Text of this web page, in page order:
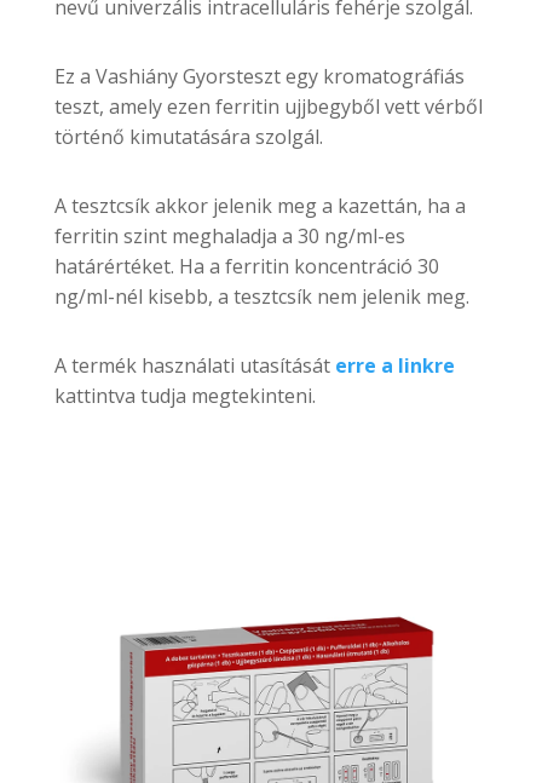
nevű univerzális intracelluláris fehérje szolgál.
Ez a Vashiány Gyorsteszt egy kromatográfiás
teszt, amely ezen ferritin ujjbegyből vett vérből
történő kimutatására szolgál.
A tesztcsík akkor jelenik meg a kazettán, ha a
ferritin szint meghaladja a 30 ng/ml-es
határértéket. Ha a ferritin koncentráció 30
ng/ml-nél kisebb, a tesztcsík nem jelenik meg.
A termék használati utasítását erre a linkre
kattintva tudja megtekinteni.